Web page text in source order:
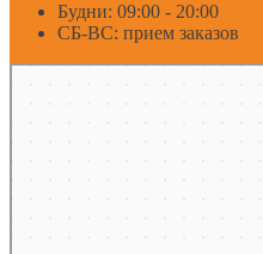
Будни: 09:00 - 20:00
СБ-ВС: прием заказов